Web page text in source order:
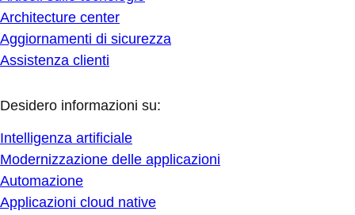
Architecture center
Aggiornamenti di sicurezza
Assistenza clienti
Desidero informazioni su:
Intelligenza artificiale
Modernizzazione delle applicazioni
Automazione
Applicazioni cloud native